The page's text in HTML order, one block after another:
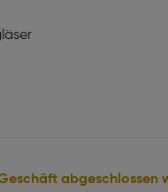
abgeschlossen